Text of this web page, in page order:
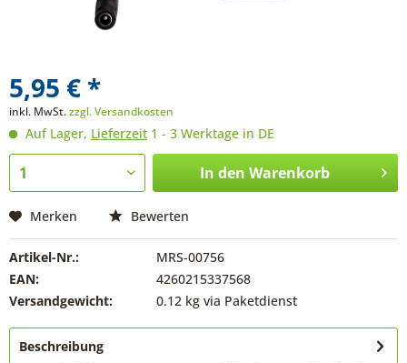
5,95 € *
inkl. MwSt.zzgl. Versandkosten
Auf Lager, Lieferzeit 1 - 3 Werktage in DE
In den Warenkorb
Merken Bewerten
Artikel-Nr.:
MRS-00756
EAN:
4260215337568
Versandgewicht:
0.12 kg via Paketdienst
Beschreibung